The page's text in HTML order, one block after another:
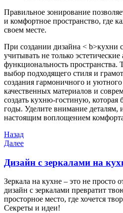
Правильное зонирование
и комфортное пространство, где
своем месте.
При создании дизайна < b>кухни
учитывать не только
функциональность пространства.
выбор подходящего стиля и
создания гармоничного и
качественных материалов и
создать кухню-гостиную, которая
годы. Уделите внимание деталям,
настоящим воплощением
Навигация
по
записям
Предыдущая
запись
Назад
Следующая
Далее
Дизайн с зеркалами на
Зеркала на кухне – это не просто
дизайн с зеркалами превратит
просторное место, где хочется
Секреты и идеи!